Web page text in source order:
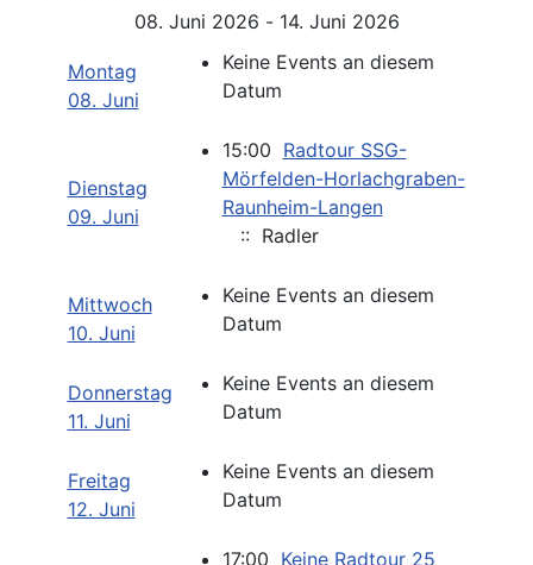
08. Juni 2026 - 14. Juni 2026
Montag
08. Juni
Keine Events an diesem
Datum
Dienstag
09. Juni
15:00 Radtour SSG-
Mörfelden-Horlachgraben-
Raunheim-Langen
:: Radler
Mittwoch
10. Juni
Keine Events an diesem
Datum
Donnerstag
11. Juni
Keine Events an diesem
Datum
Freitag
12. Juni
Keine Events an diesem
Datum
17:00 Keine Radtour 25